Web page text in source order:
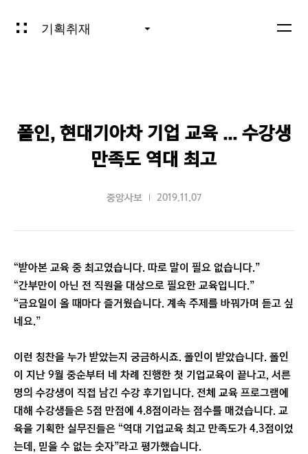
기획취재
폴인, 현대기아차 기업 교육 ... 수강생
만족도 역대 최고
중앙사보 2019.11.07
“받아본 교육 중 최고였습니다. 따로 말이 필요 없습니다.”
“간부만이 아닌 전 직원을 대상으로 필요한 교육입니다.”
“금요일이 올 때마다 즐거웠습니다. 계속 주제를 바꿔가며 듣고 싶
네요.”
이런 칭찬을 누가 받았는지 궁금하시죠. 폴인이 받았습니다. 폴인
이 지난 9월 중순부터 네 차례 진행한 첫 기업교육이 끝나고, 서른
명의 수강생이 직접 남긴 수강 후기입니다. 전체 교육 프로그램에
대해 수강생들은 5점 만점에 4.8점이라는 점수를 매겼습니다. 교
육을 기획한 실무진들은 “역대 기업교육 최고 만족도가 4.3점이었
는데, 믿을 수 없는 숫자”라고 평가했습니다.